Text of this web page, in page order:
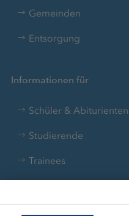
Gemeinden
Entsorgung
Informationen für
Schüler & Abiturienten
Studierende
Trainees
Aktuelle Themen